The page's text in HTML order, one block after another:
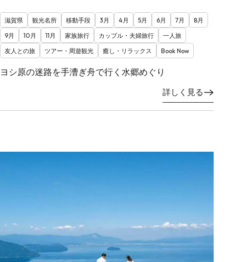
滋賀県 観光名所 移動手段 3月 4月 5月 6月 7月
8月
9月
10月 11月 家族旅行 カップル・夫婦旅行
一人旅
友人との旅
ツアー・周遊観光 癒し・リラックス Book Now
ヨシ原の迷路を手漕ぎ舟で行く水郷めぐり
詳しく見る